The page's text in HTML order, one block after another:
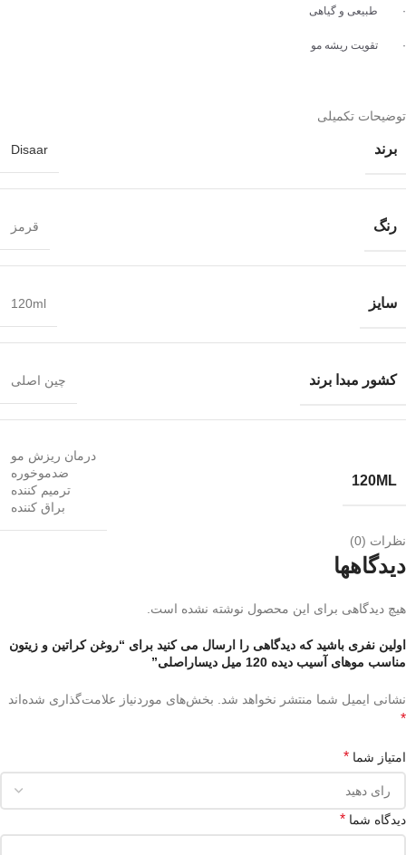
· طبیعی و گیاهی
· تقویت ریشه مو
توضیحات تکمیلی
برند Disaar
رنگ قرمز
سایز 120ml
کشور مبدا برند چین اصلی
120ML
درمان ریزش مو
ضدموخوره
ترمیم کننده
براق کننده
نظرات (0)
دیدگاهها
هیچ دیدگاهی برای این محصول نوشته نشده است.
اولین نفری باشید که دیدگاهی را ارسال می کنید برای “روغن کراتین و زیتون
مناسب موهای آسیب دیده 120 میل دیساراصلی”
نشانی ایمیل شما منتشر نخواهد شد. بخش‌های موردنیاز علامت‌گذاری شده‌اند
*
امتیاز شما *
دیدگاه شما *